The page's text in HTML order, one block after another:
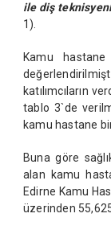
ile diş
1).
Kamu
katılımcıların
tablo 3`de
kamu hastane
Buna göre
alan kamu
Edirne Kamu
üzerinden